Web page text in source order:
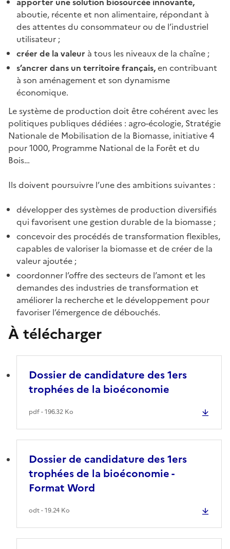
aboutie, récente et non alimentaire, répondant à
des attentes du consommateur ou de l’industriel
utilisateur ;
créer de la valeur à tous les niveaux de la chaîne ;
s’ancrer dans un territoire français,en contribuant
à son aménagement et son dynamisme
économique.
Le système de production doit être cohérent avec les
politiques publiques dédiées : agro-écologie, Stratégie
Nationale de Mobilisation de la Biomasse, initiative 4
pour 1000, Programme National de la Forêt et du
Bois…
Ils doivent poursuivre l’une des ambitions suivantes :
développer des systèmes de production diversifiés
qui favorisent une gestion durable de la biomasse ;
concevoir des procédés de transformation flexibles,
capables de valoriser la biomasse et de créer de la
valeur ajoutée ;
coordonner l’offre des secteurs de l’amont et les
demandes des industries de transformation et
améliorer la recherche et le développement pour
favoriser l’émergence de débouchés.
À télécharger
Dossier de candidature des 1ers
trophées de la bioéconomie
pdf - 196.32 Ko
Dossier de candidature des 1ers
trophées de la bioéconomie -
Format Word
odt - 19.24 Ko